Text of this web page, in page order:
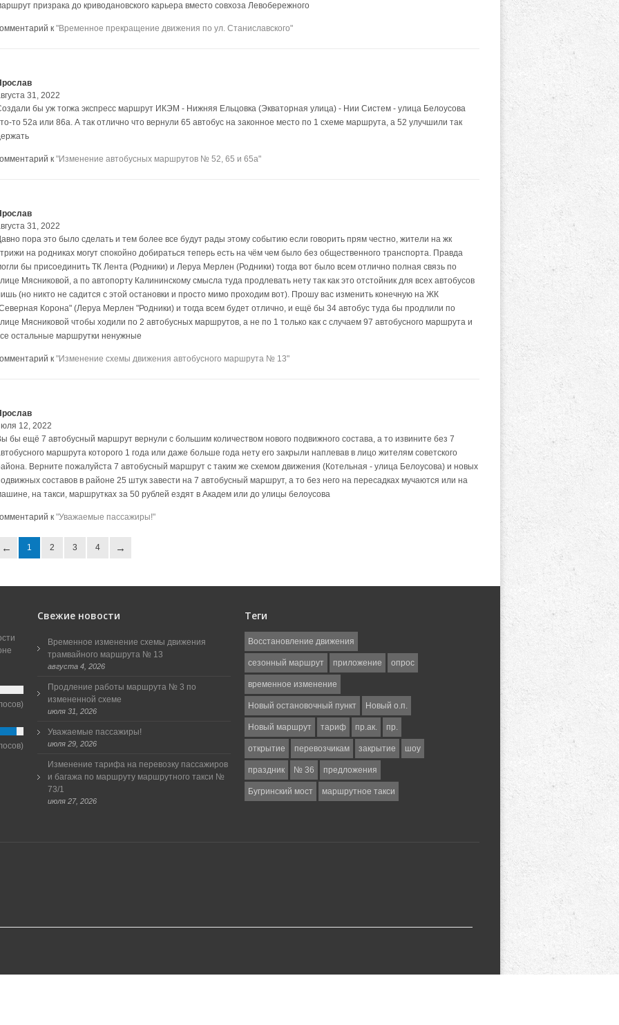
призрака до криводановского карьера вместо совхоза Левобережного
к "Временное прекращение движения по ул. Станиславского"
31, 2022
бы уж тогжа экспресс маршрут ИКЭМ - Нижняя Ельцовка (Экваторная улица) - Нии Систем - улица Белоусова
то 52а или 86а. А так отлично что вернули 65 автобус на законное место по 1 схеме маршрута, а 52 улучшили так
к "Изменение автобусных маршрутов № 52, 65 и 65а"
31, 2022
пора это было сделать и тем более все будут рады этому событию если говорить прям честно, жители на жк
на родниках могут спокойно добираться теперь есть на чём чем было без общественного транспорта. Правда
бы присоединить ТК Лента (Родники) и Леруа Мерлен (Родники) тогда вот было всем отлично полная связь по
Мясниковой, а по автопорту Калининскому смысла туда продлевать нету так как это отстойник для всех автобусов
(но никто не садится с этой остановки и просто мимо проходим вот). Прошу вас изменить конечную на ЖК
Корона" (Леруа Мерлен "Родники) и тогда всем будет отлично, и ещё бы 34 автобус туда бы продлили по
Мясниковой чтобы ходили по 2 автобусных маршрутов, а не по 1 только как с случаем 97 автобусного маршрута и
остальные маршрутки ненужные
к "Изменение схемы движения автобусного маршрута № 13"
12, 2022
бы ещё 7 автобусный маршрут вернули с большим количеством нового подвижного состава, а то извините без 7
маршрута которого 1 года или даже больше года нету его закрыли наплевав в лицо жителям советского
Верните пожалуйста 7 автобусный маршрут с таким же схемом движения (Котельная - улица Белоусова) и новых
составов в районе 25 штук завести на 7 автобусный маршрут, а то без него на пересадках мучаются или на
на такси, маршрутках за 50 рублей ездят в Академ или до улицы белоусова
к "Уважаемые пассажиры!"
1 2 3 4
Свежие новости
Временное изменение схемы движения
трамвайного маршрута № 13
августа 4, 2026
Продление работы маршрута № 3 по
измененной схеме
июля 31, 2026
Уважаемые пассажиры!
июля 29, 2026
Изменение тарифа на перевозку пассажиров
и багажа по маршруту маршрутного такси №
73/1
июля 27, 2026
Теги
Восстановление движения
сезонный маршрут приложение опрос
временное изменение
Новый остановочный пункт Новый о.п.
Новый маршрут тариф пр.ак. пр.
открытие перевозчикам закрытие шоу
праздник № 36 предложения
Бугринский мост маршрутное такси